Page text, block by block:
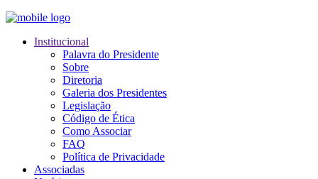
Institucional
Palavra do Presidente
Sobre
Diretoria
Galeria dos Presidentes
Legislação
Código de Ética
Como Associar
FAQ
Política de Privacidade
Associadas